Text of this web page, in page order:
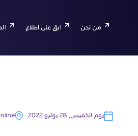
من نحن ابق على اطلاع
يوم الخميس, 28 يوليو 2022